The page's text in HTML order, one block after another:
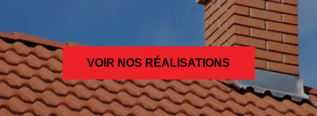
VOIR NOS RÉALISATIONS